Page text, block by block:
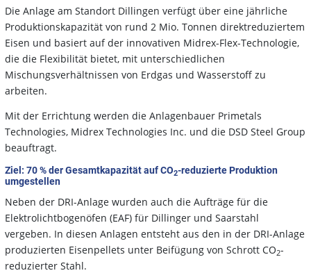
Die Anlage am Standort Dillingen verfügt über eine jährliche
Produktionskapazität von rund 2 Mio. Tonnen direktreduziertem
Eisen und basiert auf der innovativen Midrex-Flex-Technologie,
die die Flexibilität bietet, mit unterschiedlichen
Mischungsverhältnissen von Erdgas und Wasserstoff zu
arbeiten.
Mit der Errichtung werden die Anlagenbauer Primetals
Technologies, Midrex Technologies Inc. und die DSD Steel Group
beauftragt.
Ziel: 70 % der Gesamtkapazität auf CO2-reduzierte Produktion
umgestellen
Neben der DRI-Anlage wurden auch die Aufträge für die
Elektrolichtbogenöfen (EAF) für Dillinger und Saarstahl
vergeben. In diesen Anlagen entsteht aus den in der DRI-Anlage
produzierten Eisenpellets unter Beifügung von Schrott CO2-
reduzierter Stahl.